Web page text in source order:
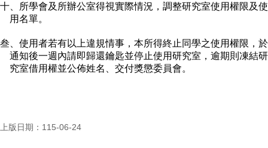
十、所學會及所辦公室得視實際情況，調整研究室使用權限及使
用名單。
叁、使用者若有以上違規情事，本所得終止同學之使用權限，於
通知後一週內請即歸還鑰匙並停止使用研究室，逾期則凍結研
究室借用權並公佈姓名、交付獎懲委員會。
上版日期：115-06-24